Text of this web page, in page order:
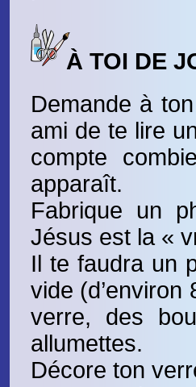
À TOI DE
Demande à ton
ami de te lire
compte
apparaît.
Fabrique un
Jésus est la «
Il te faudra un
vide
verre, des
allumettes.
Décore ton